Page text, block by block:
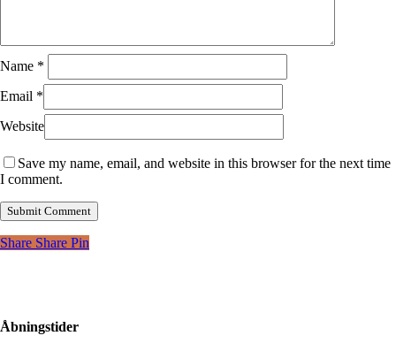
Name *
Email *
Website
Save my name, email, and website in this browser for the next time
I comment.
Share Share Pin
Åbningstider